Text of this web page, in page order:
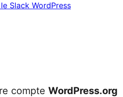
Slack WordPress
compte WordPress.org